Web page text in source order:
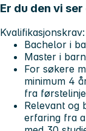
Er du den vi ser
Kvalifikasjonskrav:
Bachelor i
Master i
For søkere
minimum 4
fra
Relevant og
erfaring fra